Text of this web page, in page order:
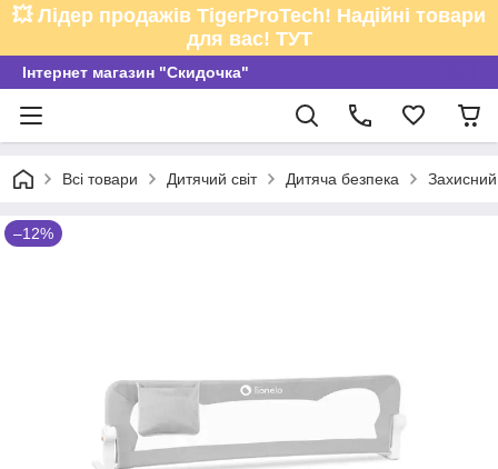
💥 Лідер продажів TigerProTech! Надійні товари
для вас! ТУТ
Інтернет магазин "Скидочка"
Всі товари Дитячий світ Дитяча безпека
–12%